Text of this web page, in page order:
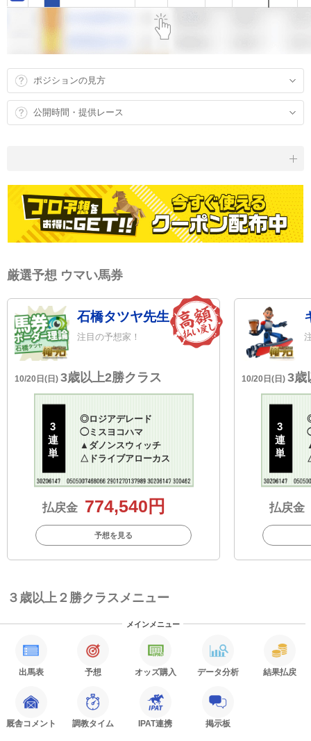
ポジションの見方
公開時間・提供レース
厳選予想 ウマい馬券
石橋タツヤ先生
注目の予想家！
10/20日(日) 3歳以上2勝クラス
3
連
単
◎ロジアデレード
◯ミスヨコハマ
▲ ダノンスウィッチ
△ ドライブアローカス
払戻金 774,540円
予想を見る
10/20日(日) 3歳
3
連
単
払戻金
３歳以上２勝クラスメニュー
メインメニュー
出馬表 予想 オッズ購入 データ分析 結果払戻
厩舎コメント 調教タイム IPAT連携 掲示板